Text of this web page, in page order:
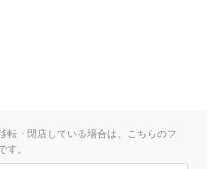
転・閉店している場合は、こちらのフ
。